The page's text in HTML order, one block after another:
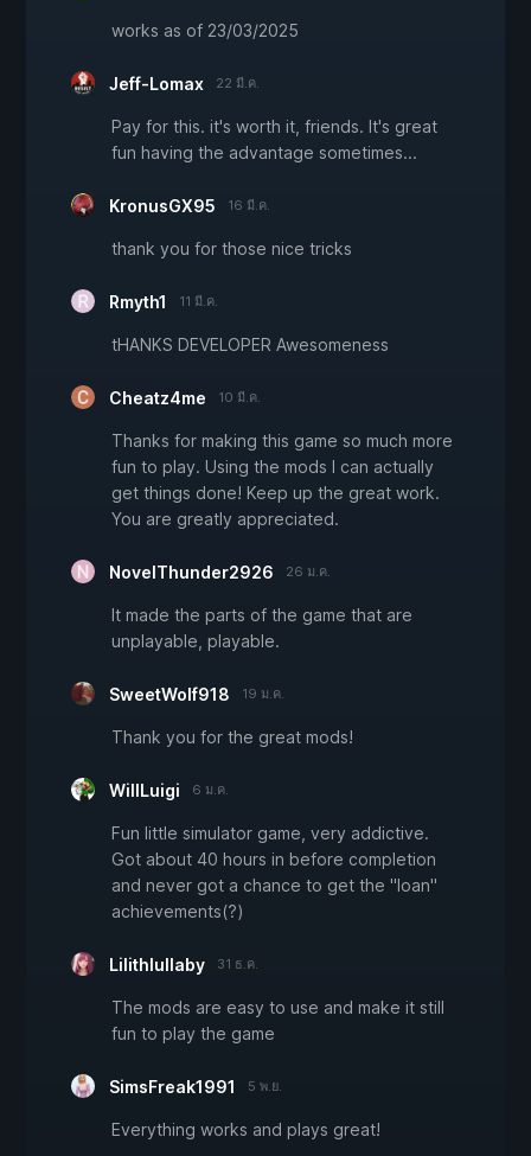
works as of 23/03/2025
Jeff-Lomax 22 มี.ค.
Pay for this. it's worth it, friends. It's great
fun having the advantage sometimes...
KronusGX95 16 มี.ค.
thank you for those nice tricks
Rmyth1 11 มี.ค.
tHANKS DEVELOPER Awesomeness
Cheatz4me 10 มี.ค.
Thanks for making this game so much more
fun to play. Using the mods I can actually
get things done! Keep up the great work.
You are greatly appreciated.
NovelThunder2926 26 ม.ค.
It made the parts of the game that are
unplayable, playable.
SweetWolf918 19 ม.ค.
Thank you for the great mods!
WillLuigi 6 ม.ค.
Fun little simulator game, very addictive.
Got about 40 hours in before completion
and never got a chance to get the "loan"
achievements(?)
Lilithlullaby 31 ธ.ค.
The mods are easy to use and make it still
fun to play the game
SimsFreak1991 5 พ.ย.
Everything works and plays great!